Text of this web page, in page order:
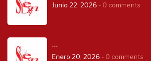
Junio 22, 2026 - 0 comments
...
Enero 20, 2026 - 0 comments